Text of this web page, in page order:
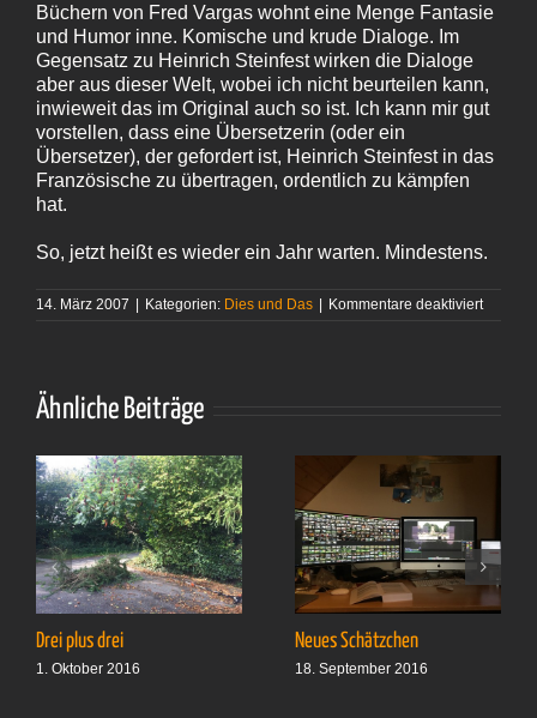
Büchern von Fred Vargas wohnt eine Menge Fantasie
und Humor inne. Komische und krude Dialoge. Im
Gegensatz zu Heinrich Steinfest wirken die Dialoge
aber aus dieser Welt, wobei ich nicht beurteilen kann,
inwieweit das im Original auch so ist. Ich kann mir gut
vorstellen, dass eine Übersetzerin (oder ein
Übersetzer), der gefordert ist, Heinrich Steinfest in das
Französische zu übertragen, ordentlich zu kämpfen
hat.
So, jetzt heißt es wieder ein Jahr warten. Mindestens.
14. März 2007 | Kategorien: Dies und Das | Kommentare deaktiviertfür
Ähnliche Beiträge
Drei plus drei
1. Oktober 2016
Neues Schätzchen
18. September 2016